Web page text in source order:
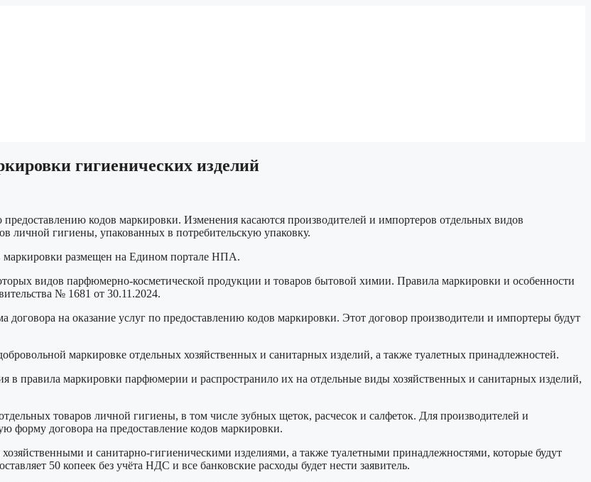
гигиенических изделий
кодов маркировки. Изменения касаются производителей и импортеров отдельных видов
личной гигиены, упакованных в потребительскую упаковку.
маркировки размещен на Едином портале НПА.
видов парфюмерно-косметической продукции и товаров бытовой химии. Правила маркировки и особенности
№ 1681 от 30.11.2024.
на оказание услуг по предоставлению кодов маркировки. Этот договор производители и импортеры будут
маркировке отдельных хозяйственных и санитарных изделий, а также туалетных принадлежностей.
в правила маркировки парфюмерии и распространило их на отдельные виды хозяйственных и санитарных изделий,
товаров личной гигиены, в том числе зубных щеток, расчесок и салфеток. Для производителей и
форму договора на предоставление кодов маркировки.
и санитарно-гигиеническими изделиями, а также туалетными принадлежностями, которые будут
50 копеек без учёта НДС и все банковские расходы будет нести заявитель.